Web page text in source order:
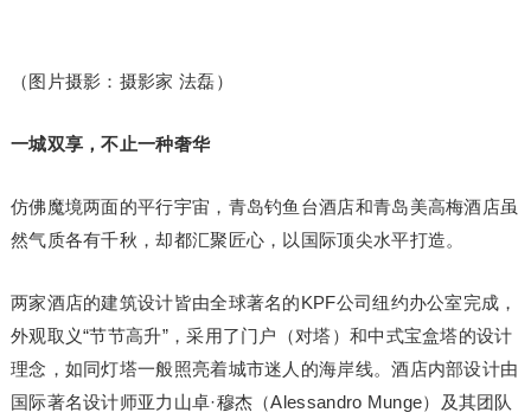
（图片摄影：摄影家 法磊）
一城双享，不止一种奢华
仿佛魔境两面的平行宇宙，青岛钓鱼台酒店和青岛美高梅酒店虽
然气质各有千秋，却都汇聚匠心，以国际顶尖水平打造。
两家酒店的建筑设计皆由全球著名的KPF公司纽约办公室完成，
外观取义“节节高升”，采用了门户（对塔）和中式宝盒塔的设计
理念，如同灯塔一般照亮着城市迷人的海岸线。酒店内部设计由
国际著名设计师亚力山卓·穆杰（Alessandro Munge）及其团队